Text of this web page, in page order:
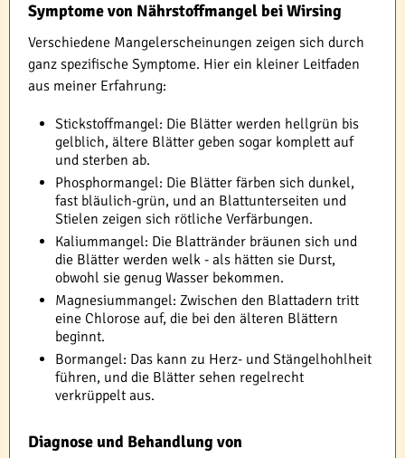
Symptome von Nährstoffmangel bei Wirsing
Verschiedene Mangelerscheinungen zeigen sich durch
ganz spezifische Symptome. Hier ein kleiner Leitfaden
aus meiner Erfahrung:
Stickstoffmangel: Die Blätter werden hellgrün bis
gelblich, ältere Blätter geben sogar komplett auf
und sterben ab.
Phosphormangel: Die Blätter färben sich dunkel,
fast bläulich-grün, und an Blattunterseiten und
Stielen zeigen sich rötliche Verfärbungen.
Kaliummangel: Die Blattränder bräunen sich und
die Blätter werden welk - als hätten sie Durst,
obwohl sie genug Wasser bekommen.
Magnesiummangel: Zwischen den Blattadern tritt
eine Chlorose auf, die bei den älteren Blättern
beginnt.
Bormangel: Das kann zu Herz- und Stängelhohlheit
führen, und die Blätter sehen regelrecht
verkrüppelt aus.
Diagnose und Behandlung von